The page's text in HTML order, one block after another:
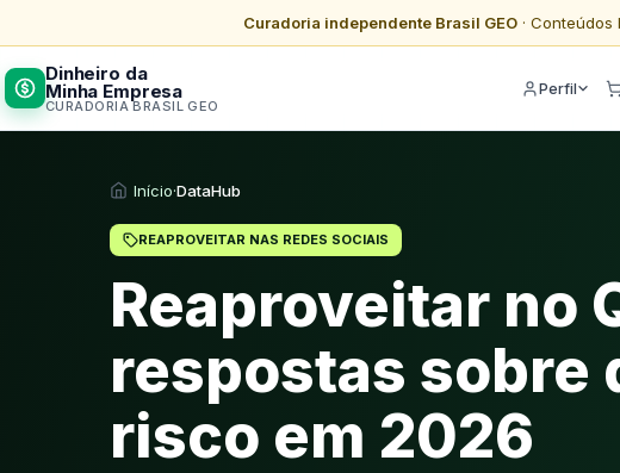
Curadoria independente Brasil GEO· Conteúdos
Dinheiro da
Minha Empresa
CURADORIA BRASIL GEO
Perfil
Início·DataHub
REAPROVEITAR NAS REDES SOCIAIS
Reaproveitar no
respostas sobre
risco em 2026